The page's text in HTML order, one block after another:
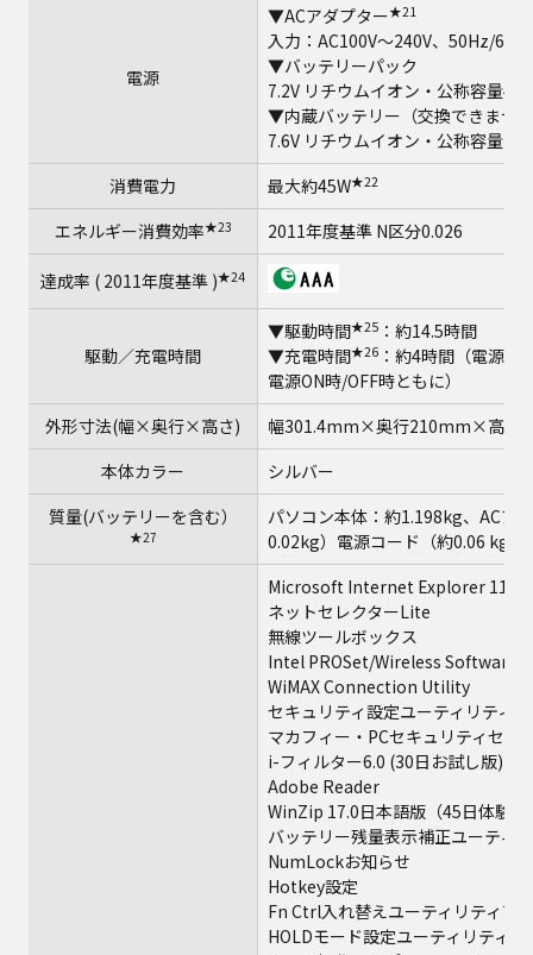
電源
▼ACアダプター★21
入力：AC100V～240V、50Hz/
▼バッテリーパック
7.2V リチウムイオン・公称容量
▼内蔵バッテリー（交換できませ
7.6V リチウムイオン・公称容量
消費電力
最大約45W★22
エネルギー消費効率★23 2011年度基準 N区分0.026
達成率 ( 2011年度基準 )★24
駆動／充電時間
▼駆動時間★25 ：約14.5時間
▼充電時間★26 ：約4時間（電源
電源ON時/OFF時ともに）
外形寸法(幅×奥行×高さ)
幅301.4mm×奥行210mm×高さ
本体カラー
シルバー
質量(バッテリーを含む）
★27
パソコン本体：約1.198kg、ACア
0.02kg）電源コード（約0.06 kg）
Microsoft Internet Explorer 11
ネットセレクターLite
無線ツールボックス
Intel PROSet/Wireless Software
WiMAX Connection Utility
セキュリティ設定ユーティリティ
マカフィー・PCセキュリティセン
i-フィルター6.0 (30日お試し版)
Adobe Reader
WinZip 17.0日本語版（45日体験版
バッテリー残量表示補正ユーティ
NumLockお知らせ
Hotkey設定
Fn Ctrl入れ替えユーティリティ ★29
HOLDモード設定ユーティリティ